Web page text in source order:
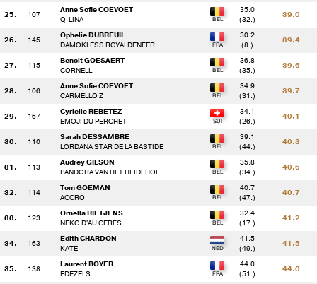
() 156 - C.PLANES / CASSANDRO DES IRIS Z
() 124 - P.SAP / CHAKKA-KHAN Z
() 160 - C.VACHER / CARRE D'AS TARDONNE
() 157 - M.SAIAGH / FIDELIO DE BRAY
() 101 - J.BLONTROCK / FEEBE VAN ALSINGEN
() 166 - T.VAN DE VENDEL / LUCKY
() 139 - E.BRIGITTE / UHLAN DU SAILLAN
25. 107
Anne Sofie COEVOET
Q-LINA
35.0
(32.)
39.0
26. 145
Ophelie DUBREUIL
DAMOKLESS ROYALDENFER
30.2
(8.)
39.4
27. 115
Benoit GOESAERT
CORNELL
36.8
(35.)
39.6
28. 106
Anne Sofie COEVOET
CARMELLO Z
34.9
(31.)
39.7
29. 167
Cyrielle REBETEZ
EMOJI DU PERCHET
34.1
(26.)
40.1
30. 110
Sarah DESSAMBRE
LORDANA STAR DE LA BASTIDE
39.1
(44.)
40.3
31. 113
Audrey GILSON
PANDORA VAN HET HEIDEHOF
35.8
(34.)
40.6
32. 114
Tom GOEMAN
ACCRO
40.7
(47.)
40.7
33. 123
Ornella RIETJENS
NEKO D'AU CERFS
32.4
(17.)
41.2
34. 163
Edith CHARDON
KATE
41.5
(49.)
41.5
35. 138
Laurent BOYER
EDEZELS
44.0
(51.)
44.0